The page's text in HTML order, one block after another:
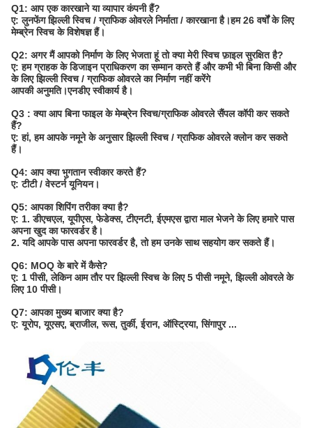
Q1: आप एक कारखाने या व्यापार कंपनी हैं?
ए: लुनफेंग झिल्ली स्विच / ग्राफिक ओवरले निर्माता / कारखाना है।हम 26 वर्षों के लिए
मेम्ब्रेन स्विच के विशेषज्ञ हैं।
Q2: अगर मैं आपको निर्माण के लिए भेजता हूं तो क्या मेरी स्विच फ़ाइल सुरक्षित है?
ए: हम ग्राहक के डिजाइन प्राधिकरण का सम्मान करते हैं और कभी भी बिना किसी और
के लिए झिल्ली स्विच / ग्राफिक ओवरले का निर्माण नहीं करेंगे
आपकी अनुमति।एनडीए स्वीकार्य है।
Q3 : क्या आप बिना फाइल के मेम्ब्रेन स्विच/ग्राफिक ओवरले सैंपल कॉपी कर सकते
हैं?
ए: हां, हम आपके नमूने के अनुसार झिल्ली स्विच / ग्राफिक ओवरले क्लोन कर सकते
हैं।
Q4: आप क्या भुगतान स्वीकार करते हैं?
ए: टीटी / वेस्टर्न यूनियन।
Q5: आपका शिपिंग तरीका क्या है?
ए: 1. डीएचएल, यूपीएस, फेडेक्स, टीएनटी, ईएमएस द्वारा माल भेजने के लिए हमारे पास
अपना खुद का फारवर्डर है।
2. यदि आपके पास अपना फारवर्डर है, तो हम उनके साथ सहयोग कर सकते हैं।
Q6: MOQ के बारे में कैसे?
ए: 1 पीसी, लेकिन आम तौर पर झिल्ली स्विच के लिए 5 पीसी नमूने, झिल्ली ओवरले के
लिए 10 पीसी।
Q7: आपका मुख्य बाजार क्या है?
ए: यूरोप, यूएसए, ब्राजील, रूस, तुर्की, ईरान, ऑस्ट्रिया, सिंगापुर ...